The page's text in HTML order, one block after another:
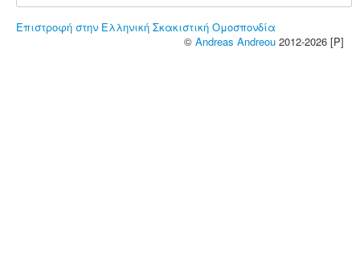
Επιστροφή στην Ελληνική Σκακιστική Ομοσπονδία
© Andreas Andreou 2012-2026 [P]